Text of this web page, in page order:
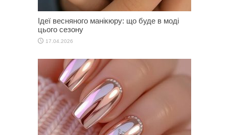
Ідеї весняного манікюру: що буде в моді
цього сезону
17.04.2026